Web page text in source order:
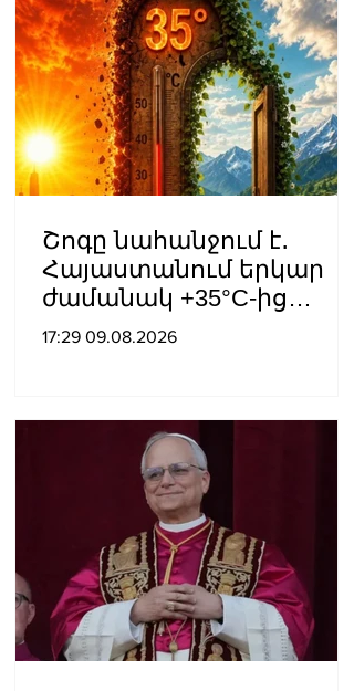
Շոգը նահանջում է․
Հայաստանում երկար
ժամանակ +35°C-ից
բարձր ջերմաստիճան
17:29 09.08.2026